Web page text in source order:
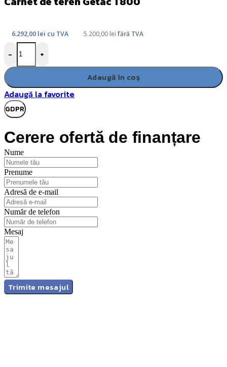
5.200,00 lei fără TVA
6.292,00 lei cu TVA
-
+
Adaugă în coș
Adaugă la favorite
GDPR
Cerere ofertă de finanțare
Nume
Prenume
Adresă de e-mail
Număr de telefon
Mesaj
Trimite mesajul